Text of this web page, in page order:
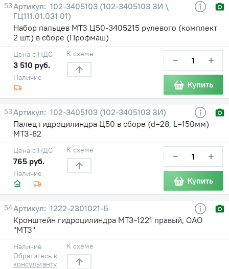
53
102-3405103 (102-3405103 ЗИ \
ГЦ111.01.031 01)
Набор пальцев МТЗ Ц50-3405215 рулевого (комплект
2 шт.) в сборе (Профмаш)
Наличие
Цена с НДС
3 510 руб.
К схеме − +
Купить
53
102-3405103 (102-3405103 ЗИ)
Палец гидроцилиндра Ц50 в сборе (d=28, L=150мм)
МТЗ-82
Наличие
Цена с НДС
765 руб.
К схеме − +
Купить
54
1222-2301021-Б
Кронштейн гидроцилиндра МТЗ-1221 правый, ОАО
"МТЗ"
Наличие
Обратитесь к
консультанту
К схеме